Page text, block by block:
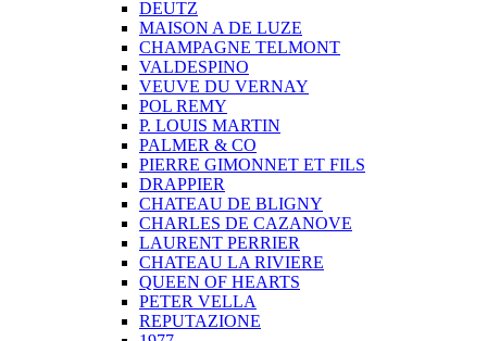
DEUTZ
MAISON A DE LUZE
CHAMPAGNE TELMONT
VALDESPINO
VEUVE DU VERNAY
POL REMY
P. LOUIS MARTIN
PALMER & CO
PIERRE GIMONNET ET FILS
DRAPPIER
CHATEAU DE BLIGNY
CHARLES DE CAZANOVE
LAURENT PERRIER
CHATEAU LA RIVIERE
QUEEN OF HEARTS
PETER VELLA
REPUTAZIONE